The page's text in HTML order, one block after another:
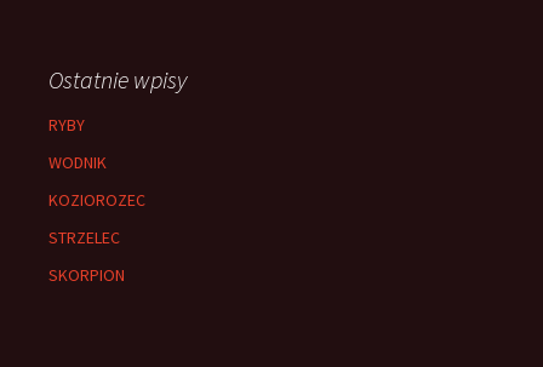
Ostatnie wpisy
RYBY
WODNIK
KOZIOROZEC
STRZELEC
SKORPION